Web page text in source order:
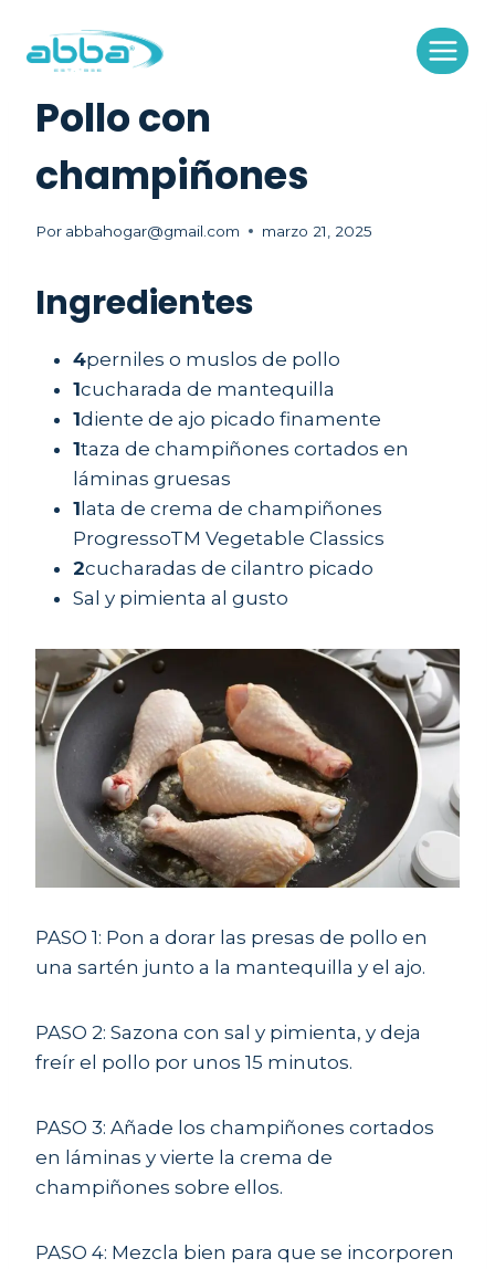
contenido
RECETAS
Pollo con
champiñones
Por abbahogar@gmail.com marzo 21, 2025
Ingredientes
4perniles o muslos de pollo
1cucharada de mantequilla
1diente de ajo picado finamente
1taza de champiñones cortados en
láminas gruesas
1lata de crema de champiñones
ProgressoTM Vegetable Classics
2cucharadas de cilantro picado
Sal y pimienta al gusto
PASO 1: Pon a dorar las presas de pollo en
una sartén junto a la mantequilla y el ajo.
PASO 2: Sazona con sal y pimienta, y deja
freír el pollo por unos 15 minutos.
PASO 3: Añade los champiñones cortados
en láminas y vierte la crema de
champiñones sobre ellos.
PASO 4: Mezcla bien para que se incorporen